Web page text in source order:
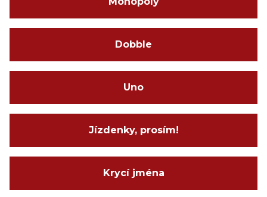
Dobble
Uno
Jízdenky, prosím!
Krycí jména